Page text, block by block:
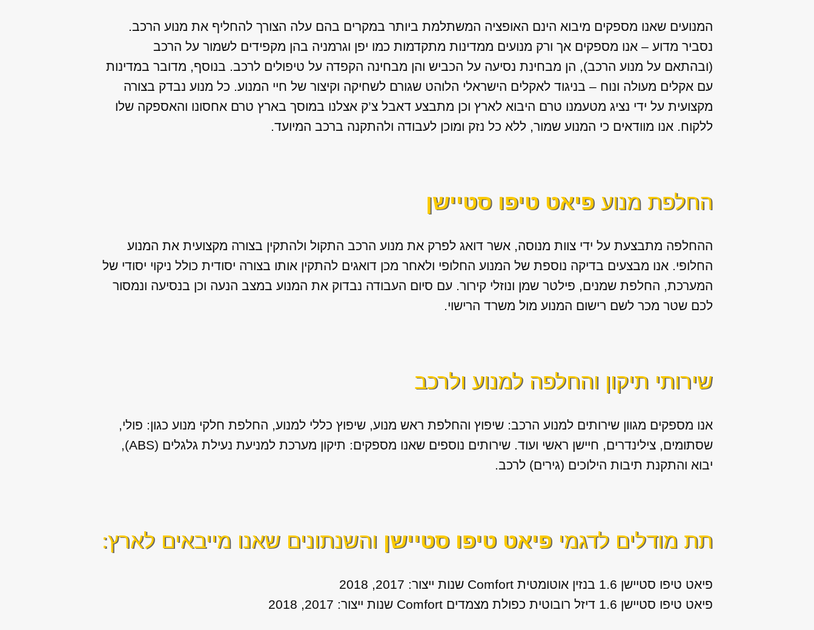
המנועים שאנו מספקים מיבוא הינם האופציה המשתלמת ביותר במקרים בהם עלה הצורך להחליף את מנוע הרכב.
נסביר מדוע – אנו מספקים אך ורק מנועים ממדינות מתקדמות כמו יפן וגרמניה בהן מקפידים לשמור על הרכב
(ובהתאם על מנוע הרכב), הן מבחינת נסיעה על הכביש והן מבחינה הקפדה על טיפולים לרכב. בנוסף, מדובר במדינות
עם אקלים מעולה ונוח – בניגוד לאקלים הישראלי הלוהט שגורם לשחיקה וקיצור של חיי המנוע. כל מנוע נבדק בצורה
מקצועית על ידי נציג מטעמנו טרם היבוא לארץ וכן מתבצע דאבל צ’ק אצלנו במוסך בארץ טרם אחסונו והאספקה שלו
ללקוח. אנו מוודאים כי המנוע שמור, ללא כל נזק ומוכן לעבודה ולהתקנה ברכב המיועד.
החלפת מנועפיאט טיפו סטיישן
ההחלפה מתבצעת על ידי צוות מנוסה, אשר דואג לפרק את מנוע הרכב התקול ולהתקין בצורה מקצועית את המנוע
החלופי. אנו מבצעים בדיקה נוספת של המנוע החלופי ולאחר מכן דואגים להתקין אותו בצורה יסודית כולל ניקוי יסודי של
המערכת, החלפת שמנים, פילטר שמן ונוזלי קירור. עם סיום העבודה נבדוק את המנוע במצב הנעה וכן בנסיעה ונמסור
לכם שטר מכר לשם רישום המנוע מול משרד הרישוי.
שירותי תיקון והחלפה למנוע ולרכב
אנו מספקים מגוון שירותים למנוע הרכב: שיפוץ והחלפת ראש מנוע, שיפוץ כללי למנוע, החלפת חלקי מנוע כגון: פולי,
שסתומים, צילינדרים, חיישן ראשי ועוד. שירותים נוספים שאנו מספקים: תיקון מערכת למניעת נעילת גלגלים (ABS),
יבוא והתקנת תיבות הילוכים (גירים) לרכב.
תת מודלים לדגמיפיאט טיפו סטיישן והשנתונים שאנו מייבאים לארץ:
פיאט טיפו סטיישן 1.6 בנזין אוטומטית Comfort שנות ייצור: 2017, 2018
פיאט טיפו סטיישן 1.6 דיזל רובוטית כפולת מצמדים Comfort שנות ייצור: 2017, 2018